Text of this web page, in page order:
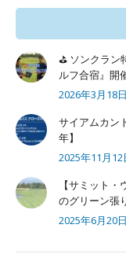
⛳ ソンクラン
ルフ合宿』開
2026年3月18日
サイアムカン
年】
2025年11月12
【サミット
のグリーン張
2025年6月20日